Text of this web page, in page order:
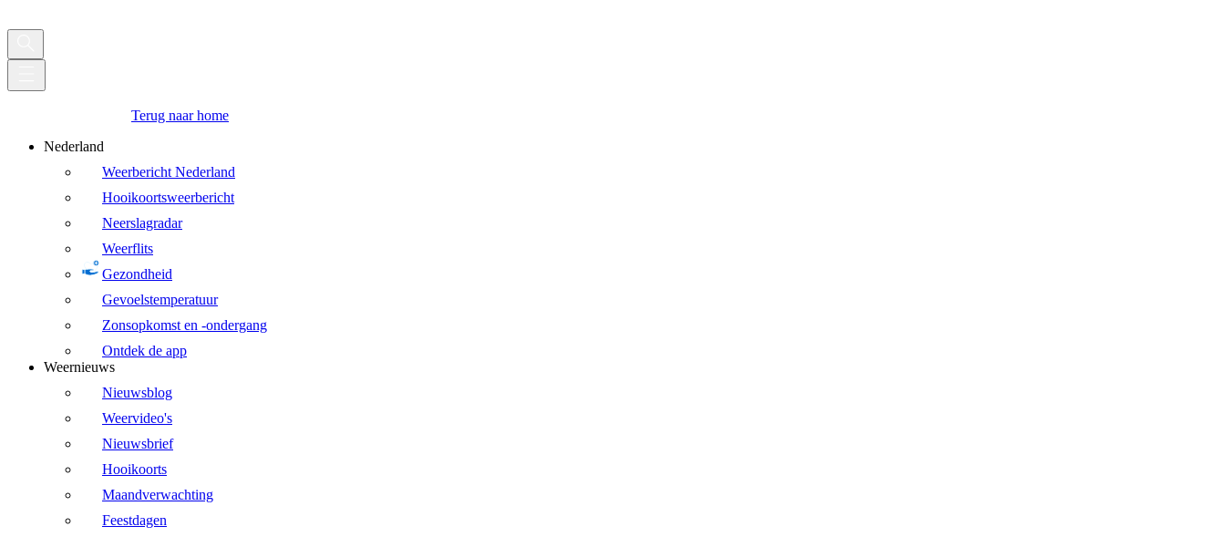
Terug naar home
Nederland
Weerbericht Nederland
Hooikoortsweerbericht
Neerslagradar
Weerflits
Gezondheid
Gevoelstemperatuur
Zonsopkomst en -ondergang
Ontdek de app
Weernieuws
Nieuwsblog
Weervideo's
Nieuwsbrief
Hooikoorts
Maandverwachting
Feestdagen